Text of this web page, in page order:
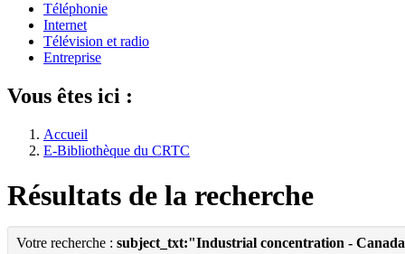
Téléphonie
Internet
Télévision et radio
Entreprise
Vous êtes ici :
Accueil
E-Bibliothèque du CRTC
Résultats de la recherche
Votre recherche : subject_txt:"Industrial concentration -